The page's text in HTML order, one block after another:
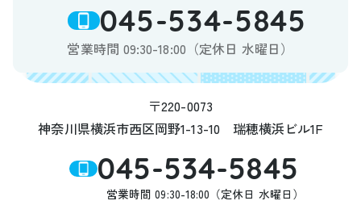
個人情報の安全対策
当社は、個人情報の正確性及び安全性確保のために、
セキュリティに万全の対策を講じています。
お客さまがご本人の個人情報の照会・修正・削除など
上、対応させていただきます。
045-534-5845
営業時間 09:30-18:00（定休日 水曜日）
〒220-0073
神奈川県横浜市西区岡野1-13-10 瑞穂横浜ビル1F
045-534-5845
営業時間 09:30-18:00（定休日 水曜日）